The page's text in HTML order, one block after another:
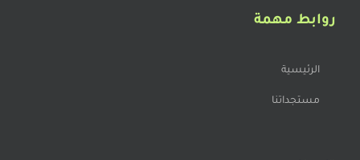
روابط مهمة
الرئيسية
مستجداتنا